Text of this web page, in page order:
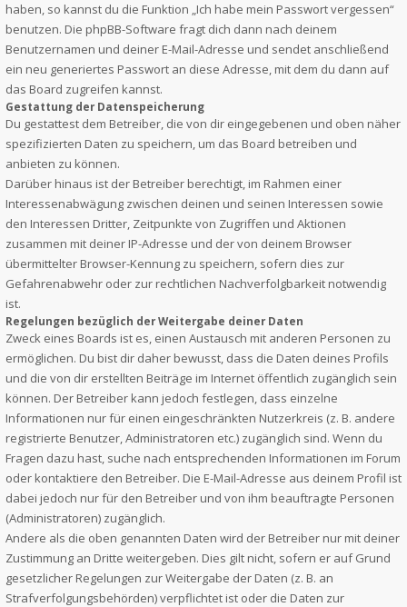
haben, so kannst du die Funktion „Ich habe mein Passwort vergessen“
benutzen. Die phpBB-Software fragt dich dann nach deinem
Benutzernamen und deiner E-Mail-Adresse und sendet anschließend
ein neu generiertes Passwort an diese Adresse, mit dem du dann auf
das Board zugreifen kannst.
Gestattung der Datenspeicherung
Du gestattest dem Betreiber, die von dir eingegebenen und oben näher
spezifizierten Daten zu speichern, um das Board betreiben und
anbieten zu können.
Darüber hinaus ist der Betreiber berechtigt, im Rahmen einer
Interessenabwägung zwischen deinen und seinen Interessen sowie
den Interessen Dritter, Zeitpunkte von Zugriffen und Aktionen
zusammen mit deiner IP-Adresse und der von deinem Browser
übermittelter Browser-Kennung zu speichern, sofern dies zur
Gefahrenabwehr oder zur rechtlichen Nachverfolgbarkeit notwendig
ist.
Regelungen bezüglich der Weitergabe deiner Daten
Zweck eines Boards ist es, einen Austausch mit anderen Personen zu
ermöglichen. Du bist dir daher bewusst, dass die Daten deines Profils
und die von dir erstellten Beiträge im Internet öffentlich zugänglich sein
können. Der Betreiber kann jedoch festlegen, dass einzelne
Informationen nur für einen eingeschränkten Nutzerkreis (z. B. andere
registrierte Benutzer, Administratoren etc.) zugänglich sind. Wenn du
Fragen dazu hast, suche nach entsprechenden Informationen im Forum
oder kontaktiere den Betreiber. Die E-Mail-Adresse aus deinem Profil ist
dabei jedoch nur für den Betreiber und von ihm beauftragte Personen
(Administratoren) zugänglich.
Andere als die oben genannten Daten wird der Betreiber nur mit deiner
Zustimmung an Dritte weitergeben. Dies gilt nicht, sofern er auf Grund
gesetzlicher Regelungen zur Weitergabe der Daten (z. B. an
Strafverfolgungsbehörden) verpflichtet ist oder die Daten zur